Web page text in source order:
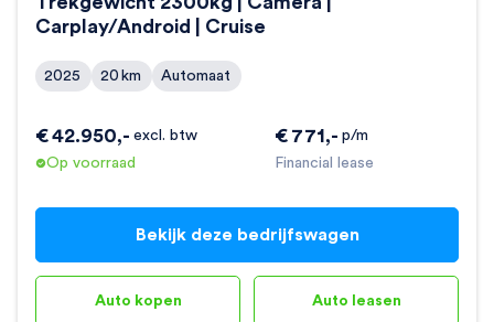
Carplay/Android | Cruise
2025 20 km Automaat
€ 771,- p/m
Financial lease
€42.950,- excl. btw
Op voorraad
Bekijk deze bedrijfswagen
Auto kopen Auto leasen